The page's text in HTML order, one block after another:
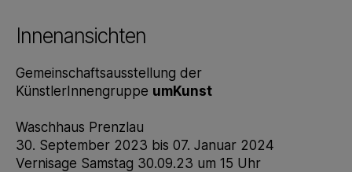
Innenansichten
Gemeinschaftsausstellung der
KünstlerInnengruppe umKunst
Waschhaus Prenzlau
30. September 2023 bis 07. Januar 2024
Vernisage Samstag 30.09.23 um 15 Uhr